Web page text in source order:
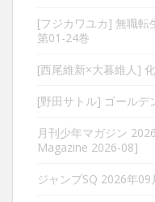
[フジカワユカ] 無職転
第01-24巻
[西尾維新×大暮維人]
[野田サトル] ゴールデ
月刊少年マガジン
Magazine 2026-08]
ジャンプSQ 2026年